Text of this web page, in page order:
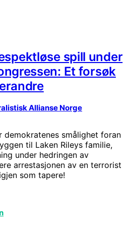
spill under
Et forsøk
Allianse Norge
demokratenes smålighet foran
til Laken Rileys familie,
under hedringen av
arrestasjonen av en terrorist
som tapere!